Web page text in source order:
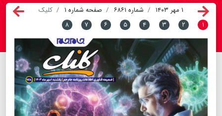
۱ مهر ۱۴۰۳ شماره ۶۸۶۱ صفحه شماره ۱
کلیک
۱
۲ ۳ ۴ ۵ ۶ ۷ ۸